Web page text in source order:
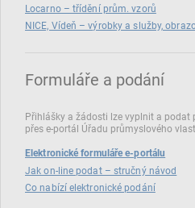
Locarno – třídění prům. vzorů
NICE, Vídeň – výrobky a služby,
Formuláře a podání
Přihlášky a žádosti lze vyplnit a podat
přes e‑portál Úřadu průmyslového
Elektronické formuláře e-portálu
Jak on-line podat – stručný návod
Co nabízí elektronické podání